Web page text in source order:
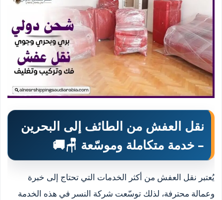
نقل العفش من الطائف إلى البحرين
– خدمة متكاملة وموسّعة 🪑🚚
يُعتبر نقل العفش من أكثر الخدمات التي تحتاج إلى خبرة
وعمالة محترفة، لذلك توسّعت شركة النسر في هذه الخدمة